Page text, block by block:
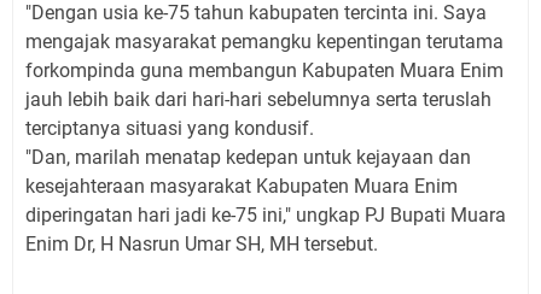
"Dengan usia ke-75 tahun kabupaten tercinta ini. Saya
mengajak masyarakat pemangku kepentingan terutama
forkompinda guna membangun Kabupaten Muara Enim
jauh lebih baik dari hari-hari sebelumnya serta teruslah
terciptanya situasi yang kondusif.
"Dan, marilah menatap kedepan untuk kejayaan dan
kesejahteraan masyarakat Kabupaten Muara Enim
diperingatan hari jadi ke-75 ini," ungkap PJ Bupati Muara
Enim Dr, H Nasrun Umar SH, MH tersebut.